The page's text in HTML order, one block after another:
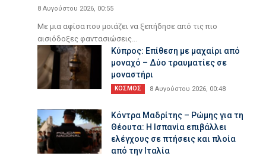
8 Αυγούστου 2026, 00:55
Με μια αφίσα που μοιάζει να ξεπήδησε από τις πιο
αισιόδοξες φαντασιώσεις...
Κύπρος: Επίθεση με μαχαίρι από
μοναχό – Δύο τραυματίες σε
μοναστήρι
ΚΟΣΜΟΣ 8 Αυγούστου 2026, 00:48
Κόντρα Μαδρίτης – Ρώμης για τη
Θέουτα: Η Ισπανία επιβάλλει
ελέγχους σε πτήσεις και πλοία
από την Ιταλία